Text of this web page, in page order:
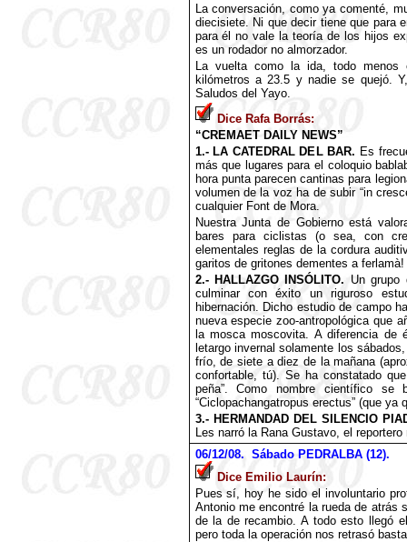
La conversación, como ya comenté,
diecisiete. Ni que decir tiene que para
para él no vale la teoría de los hijos
es un rodador no almorzador.
La vuelta como la ida, todo menos
kilómetros a 23.5 y nadie se quejó.
Saludos del Yayo.
Dice Rafa Borrás:
“CREMAET DAILY NEWS”
1.- LA CATEDRAL DEL BAR. Es
más que lugares para el coloquio
hora punta parecen cantinas para
volumen de la voz ha de subir “in
cualquier Font de Mora.
Nuestra Junta de Gobierno está
bares para ciclistas (o sea, con
elementales reglas de la cordura
garitos de gritones dementes a
2.- HALLAZGO INSÓLITO. Un grupo
culminar con éxito un riguroso
hibernación. Dicho estudio de campo
nueva especie zoo-antropológica que
la mosca moscovita. A diferencia de
letargo invernal solamente los
frío, de siete a diez de la mañana
confortable, tú). Se ha constatado
peña”. Como nombre científico se
“Ciclopachangatropus erectus” (que
3.- HERMANDAD DEL SILENCIO
Les narró la Rana Gustavo, el
06/12/08. Sábado PEDRALBA (12).
Dice Emilio Laurín:
Pues sí, hoy he sido el involuntario
Antonio me encontré la rueda de atrás
de la de recambio. A todo esto llegó
pero toda la operación nos retrasó